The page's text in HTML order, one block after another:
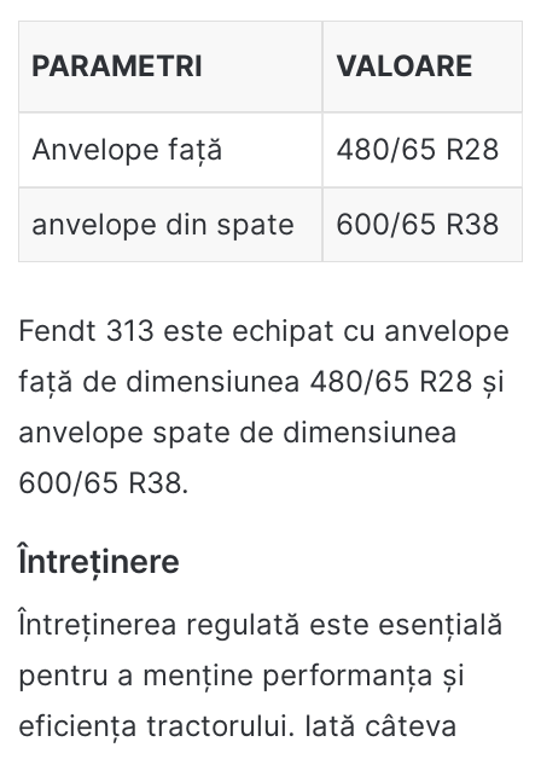
PARAMETRI VALOARE
Anvelope față 480/65 R28
anvelope din spate 600/65 R38
Fendt 313 este echipat cu anvelope
față de dimensiunea 480/65 R28 și
anvelope spate de dimensiunea
600/65 R38.
Întreținere
Întreținerea regulată este esențială
pentru a menține performanța și
eficiența tractorului. Iată câteva